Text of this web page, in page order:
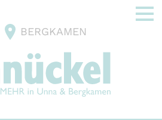
BERGKAMEN